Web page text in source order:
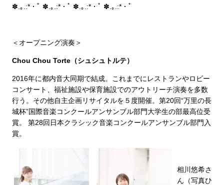
✽.｡.:*・ﾟ ✽.｡.:*・ﾟ ✽.｡.:*・ﾟ ✽.｡.:*・ﾟ
＜オープニング演奏＞
Chou Chou Torte（シュシュトルテ）
2016年に都内音大同期で結成。これまでにレストランやロビー
コンサート、福祉施設や保育施設でのアウトリーチ演奏を多数
行う。その他自主企画リサイタルを５度開催。第20回“万里の長
城杯”国際音楽コンクールアンサンブル部門大学生の部最高位受
賞。 第28回日本クラシック音楽コンクールアンサンブル部門入
賞。
相川悠希さ
ん（写真ひ